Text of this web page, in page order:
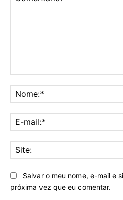
Salvar o meu nome, e-mail e
próxima vez que eu comentar.